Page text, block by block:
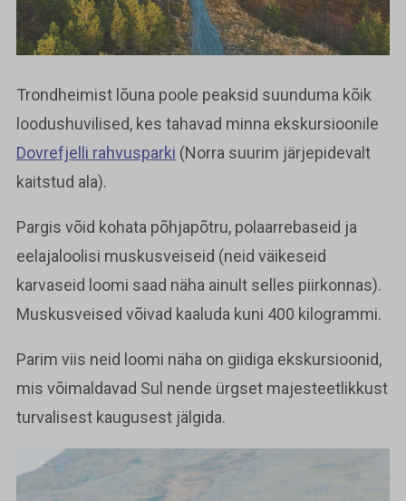
Trondheimist lõuna poole peaksid suunduma kõik
loodushuvilised, kes tahavad minna ekskursioonile
Dovrefjelli rahvusparki (Norra suurim järjepidevalt
kaitstud ala).
Pargis võid kohata põhjapõtru, polaarrebaseid ja
eelajaloolisi muskusveiseid (neid väikeseid
karvaseid loomi saad näha ainult selles piirkonnas).
Muskusveised võivad kaaluda kuni 400 kilogrammi.
Parim viis neid loomi näha on giidiga ekskursioonid,
mis võimaldavad Sul nende ürgset majesteetlikkust
turvalisest kaugusest jälgida.